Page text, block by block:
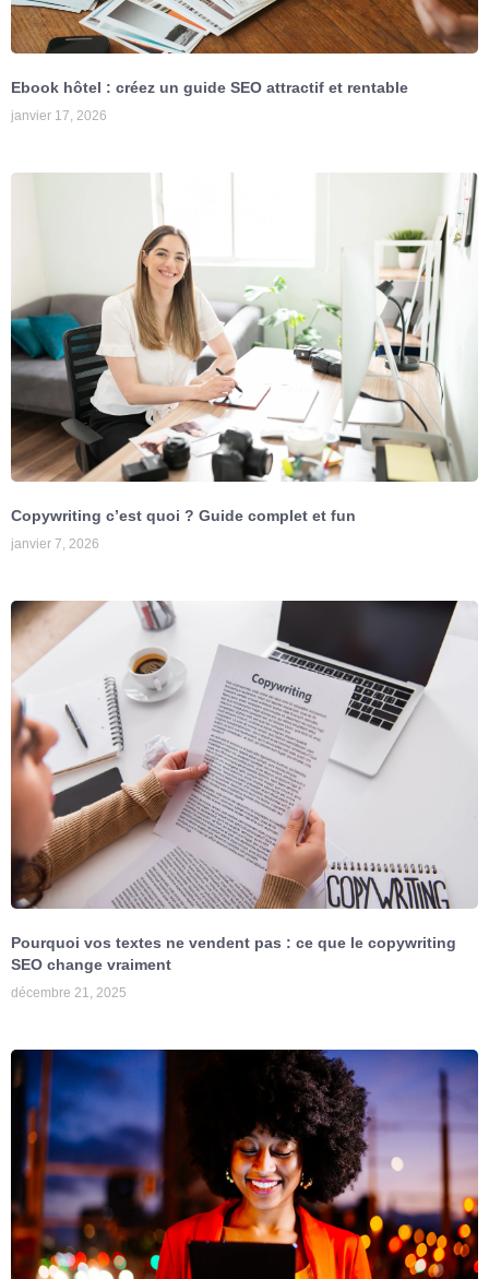
Ebook hôtel : créez un guide SEO attractif et rentable
janvier 17, 2026
Copywriting c’est quoi ? Guide complet et fun
janvier 7, 2026
Pourquoi vos textes ne vendent pas : ce que le copywriting
SEO change vraiment
décembre 21, 2025